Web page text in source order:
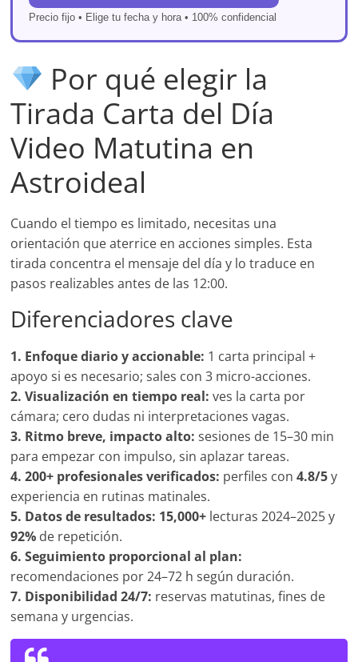
Precio fijo • Elige tu fecha y hora • 100% confidencial
Por qué elegir la
Tirada Carta del Día
Video Matutina en
Astroideal
Cuando el tiempo es limitado, necesitas una
orientación que aterrice en acciones simples. Esta
tirada concentra el mensaje del día y lo traduce en
pasos realizables antes de las 12:00.
Diferenciadores clave
1. Enfoque diario y accionable: 1 carta principal +
apoyo si es necesario; sales con 3 micro-acciones.
2. Visualización en tiempo real: ves la carta por
cámara; cero dudas ni interpretaciones vagas.
3. Ritmo breve, impacto alto: sesiones de 15–30 min
para empezar con impulso, sin aplazar tareas.
4. 200+ profesionales verificados: perfiles con4.8/5y
experiencia en rutinas matinales.
5. Datos de resultados: 15,000+ lecturas 2024–2025 y
92% de repetición.
6. Seguimiento proporcional al plan:
recomendaciones por 24–72 h según duración.
7. Disponibilidad 24/7: reservas matutinas, fines de
semana y urgencias.